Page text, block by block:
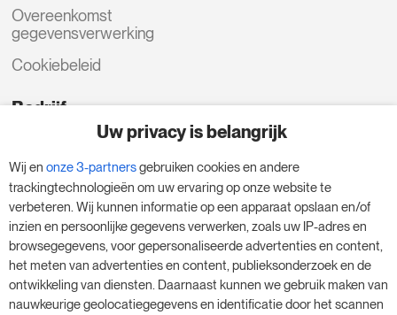
Overeenkomst
gegevensverwerking
Cookiebeleid
Bedrijf
Over ons
Casestudies
Inloggen voor
partners
Verenigingen
Uw privacy is belangrijk
Wij en onze 3-partnersgebruiken cookies en andere
trackingtechnologieën om uw ervaring op onze website te
verbeteren. Wij kunnen informatie op een apparaat opslaan en/of
inzien en persoonlijke gegevens verwerken, zoals uw IP-adres en
browsegegevens, voor gepersonaliseerde advertenties en content,
het meten van advertenties en content, publieksonderzoek en de
ontwikkeling van diensten. Daarnaast kunnen we gebruik maken van
nauwkeurige geolocatiegegevens en identificatie door het scannen